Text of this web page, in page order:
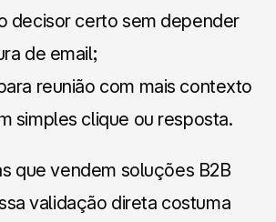
decisor certo sem depender
de email;
reunião com mais contexto
simples clique ou resposta.
que vendem soluções B2B
validação direta costuma